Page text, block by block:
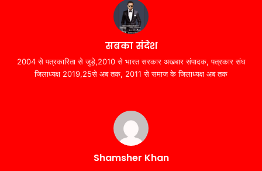
सबका संदेश
2004 से पत्रकारिता से जुड़े,2010 से भारत सरकार अखबार संपादक, पत्रकार संघ
जिलाध्यक्ष 2019,25से अब तक, 2011 से समाज के जिलाध्यक्ष अब तक
Shamsher Khan